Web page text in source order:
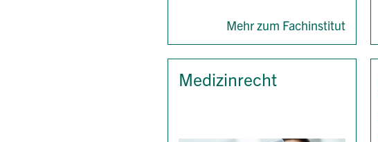
Mehr zum Fachinstitut
Medizinrecht